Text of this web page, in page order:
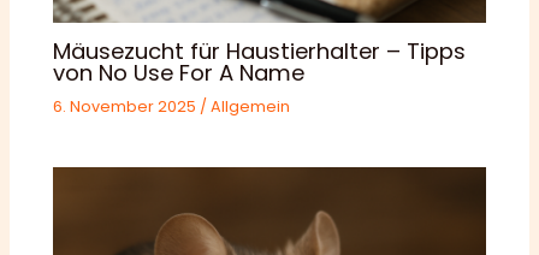
Mäusezucht für Haustierhalter – Tipps
von No Use For A Name
6. November 2025 /Allgemein